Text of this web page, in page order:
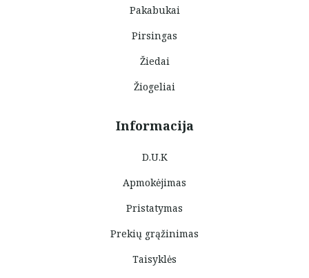
Pakabukai
Pirsingas
Žiedai
Žiogeliai
Informacija
D.U.K
Apmokėjimas
Pristatymas
Prekių grąžinimas
Taisyklės